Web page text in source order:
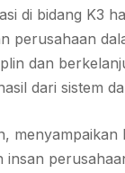
di bidang K3
perusahaan
dan
dari sistem